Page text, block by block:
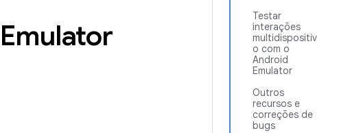
Testar
interações
multidispositiv
o com o
Android
Emulator
Outros
recursos e
correções de
bugs